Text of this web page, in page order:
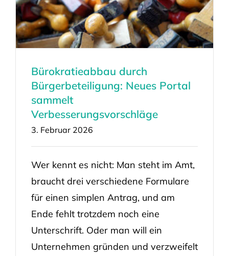
Bürokratieabbau durch
Bürgerbeteiligung: Neues Portal
sammelt
Verbesserungsvorschläge
3. Februar 2026
Wer kennt es nicht: Man steht im Amt,
braucht drei verschiedene Formulare
für einen simplen Antrag, und am
Ende fehlt trotzdem noch eine
Unterschrift. Oder man will ein
Unternehmen gründen und verzweifelt